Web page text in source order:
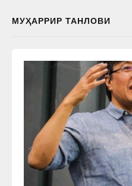
МУҲАРРИР ТАНЛОВИ